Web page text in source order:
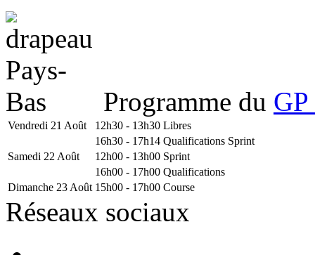
Programme du
Vendredi 21 Août 12h30 - 13h30 Libres
16h30 - 17h14 Qualifications Sprint
Samedi 22 Août
12h00 - 13h00 Sprint
16h00 - 17h00 Qualifications
Dimanche 23 Août 15h00 - 17h00 Course
Réseaux sociaux